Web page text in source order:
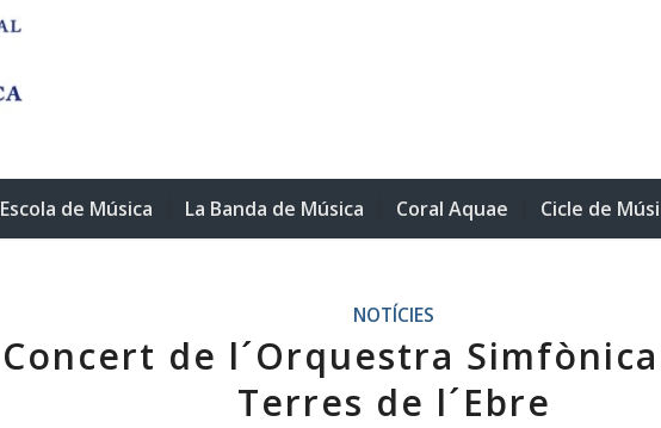
Escola de Música La Banda de Música Coral Aquae Cicle de
NOTÍCIES
Concert de l´Orquestra
Terres de l´Ebre